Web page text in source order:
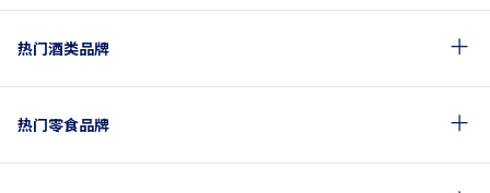
热门酒类品牌
热门零食品牌